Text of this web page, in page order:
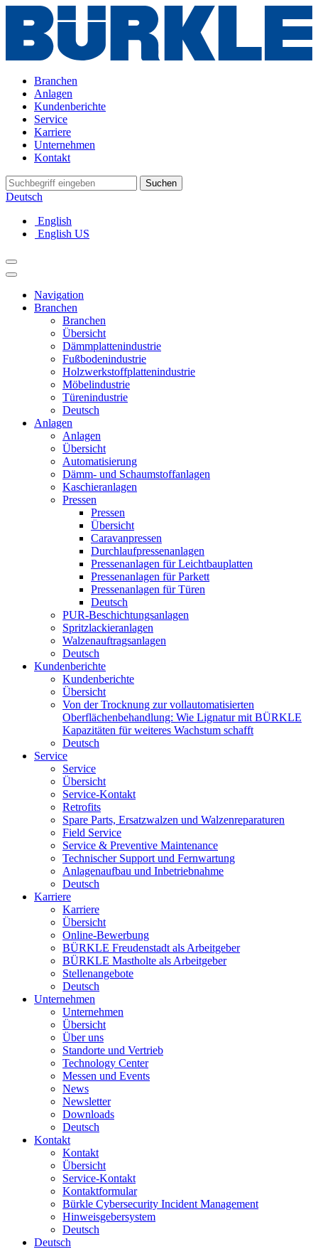
Branchen
Anlagen
Kundenberichte
Service
Karriere
Unternehmen
Kontakt
Suchen
Deutsch
English
English US
Navigation
Branchen
Branchen
Übersicht
Dämmplattenindustrie
Fußbodenindustrie
Holzwerkstoffplattenindustrie
Möbelindustrie
Türenindustrie
Deutsch
Anlagen
Anlagen
Übersicht
Automatisierung
Dämm- und Schaumstoffanlagen
Kaschieranlagen
Pressen
Pressen
Übersicht
Caravanpressen
Durchlaufpressenanlagen
Pressenanlagen für Leichtbauplatten
Pressenanlagen für Parkett
Pressenanlagen für Türen
Deutsch
PUR-Beschichtungsanlagen
Spritzlackieranlagen
Walzenauftragsanlagen
Deutsch
Kundenberichte
Kundenberichte
Übersicht
Von der Trocknung zur vollautomatisierten
Oberflächenbehandlung: Wie Lignatur mit BÜRKLE
Kapazitäten für weiteres Wachstum schafft
Deutsch
Service
Service
Übersicht
Service-Kontakt
Retrofits
Spare Parts, Ersatzwalzen und Walzenreparaturen
Field Service
Service & Preventive Maintenance
Technischer Support und Fernwartung
Anlagenaufbau und Inbetriebnahme
Deutsch
Karriere
Karriere
Übersicht
Online-Bewerbung
BÜRKLE Freudenstadt als Arbeitgeber
BÜRKLE Mastholte als Arbeitgeber
Stellenangebote
Deutsch
Unternehmen
Unternehmen
Übersicht
Über uns
Standorte und Vertrieb
Technology Center
Messen und Events
News
Newsletter
Downloads
Deutsch
Kontakt
Kontakt
Übersicht
Service-Kontakt
Kontaktformular
Bürkle Cybersecurity Incident Management
Hinweisgebersystem
Deutsch
Deutsch